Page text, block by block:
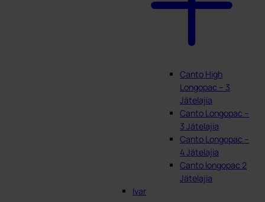
Canto High
Longopac – 3
Jätelajia
Canto Longopac –
3 Jätelajia
Canto Longopac –
4 Jätelajia
Canto longopac 2
Jätelajia
Ivar